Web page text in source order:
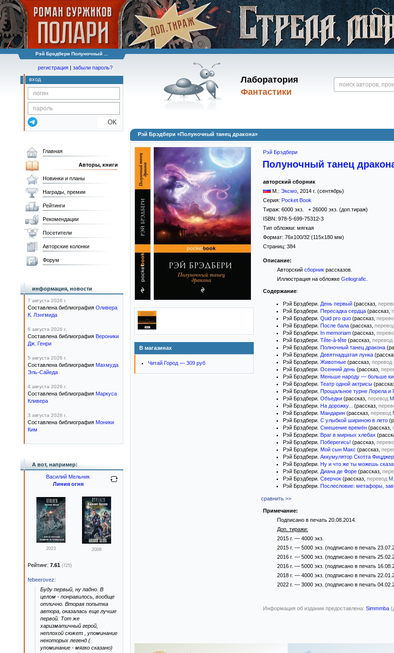
Рэй Брэдбери Полуночный ...
Лаборатория
Фантастики
регистрация | забыли пароль?
вход
OK
Рэй Брэдбери «Полуночный танец дракона»
В магазинах
Читай Город — 309 руб
Рэй Брэдбери
Полуночный танец
авторский сборник
М.: Эксмо 2014 г. (сентябрь)
Серия: Pocket Book
Тираж: 6000 экз. + 26000 экз. (доп.тираж)
ISBN: 978-5-699-75312-3
Тип обложки: мягкая
Формат: 76x100/32 (115x180 мм)
Страниц: 384
Описание:
Авторский сборникрассказов.
Иллюстрация на обложке Geliografic
Содержание:
Рэй Брэдбери. День первый (рассказ,
Рэй Брэдбери. Пересадка сердца (рассказ,
Рэй Брэдбери. Quid pro quo (рассказ,
Рэй Брэдбери. После бала (рассказ,
Рэй Брэдбери. In memoriam (рассказ,
Рэй Брэдбери. Tête-à-tête (рассказ, перевод
Рэй Брэдбери. Полночный танец дракона
Рэй Брэдбери. Девятнадцатая лунка
Рэй Брэдбери. Животные (рассказ, перевод
Рэй Брэдбери. Осенний день (рассказ,
Рэй Брэдбери. Меньше народу — больше
Рэй Брэдбери. Театр одной актрисы
Рэй Брэдбери. Прощальное турне Лорела и
Рэй Брэдбери. Объедки (рассказ, перевод
Рэй Брэдбери. На дорожку... (рассказ,
Рэй Брэдбери. Мандарин (рассказ, перевод
Рэй Брэдбери. С улыбкой шириною в лето
Рэй Брэдбери. Смешение времён (рассказ,
Рэй Брэдбери. Враг в мирных хлебах
Рэй Брэдбери. Поберегись! (рассказ,
Рэй Брэдбери. Мой сын Макс (рассказ,
Рэй Брэдбери. Аккумулятор Скотта
Рэй Брэдбери. Ну и что же ты можешь
Рэй Брэдбери. Диана де Форе (рассказ,
Рэй Брэдбери. Сверчок (рассказ, перевод
Рэй Брэдбери. Послесловие: метафоры,
сравнить >>
Примечание:
Подписано в печать 20.08.2014.
Доп. тиражи:
2015 г. — 4000 экз.
2015 г. — 5000 экз. (подписано в печать
2016 г. — 5000 экз. (подписано в печать
2016 г. — 5000 экз. (подписано в печать
2018 г. — 4000 экз. (подписано в печать
2022 г. — 3000 экз. (подписано в печать
Информация об издании предоставлена: Simmmba
Главная
Авторы, книги
Новинки и планы
Награды, премии
Рейтинги
Рекомендации
Посетители
Авторские колонки
Форум
информация, новости
7 августа 2026 г.
Составлена библиография Оливера
К. Лэнгмида
6 августа 2026 г.
Составлена библиография Вероники
Дж. Генри
5 августа 2026 г.
Составлена библиография Махмуда
Эль-Сайеда
4 августа 2026 г.
Составлена библиография Маркуса
Кливера
3 августа 2026 г.
Составлена библиография Моники
Ким
А вот, например:
Василий Мельник
Линия огня
2023 2008
Рейтинг: 7.61 (725)
febeerovez:
Буду первый, ну ладно. В
целом - понравилось, вообще
отлично. Вторая попытка
автора, оказалась еще лучше
первой. Тот же
харизматичный герой,
неплохой сюжет , упоминание
некоторых легенд (
упоминание - мягко сказано)